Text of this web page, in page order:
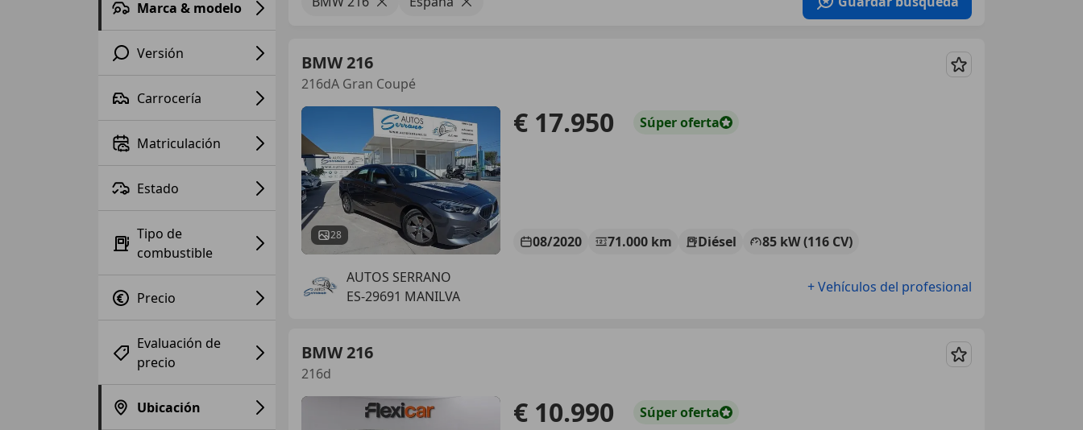
Marca & modelo
Versión
Carrocería
Matriculación
Estado
Tipo de
combustible
Precio
Evaluación de
precio
Ubicación
BMW 216
216dA Gran Coupé
Guardar
28
€ 17.950 Súperoferta
08/2020 71.000 km Diésel
85 kW (116 CV)
AUTOS SERRANO
ES-29691 MANILVA
+ Vehículos del profesional
BMW 216
216d
Guardar
€ 10.990 Súperoferta